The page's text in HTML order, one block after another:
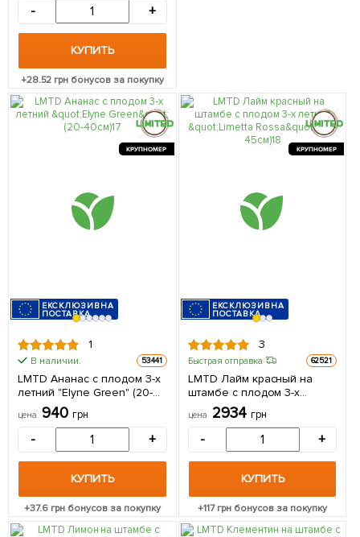
- +
КУПИТЬ
+28.52 грн бонусов за покупку
КРУПНОМЕР
ЕКСКЛЮЗИВНА
ПОСТАВКА
1
В наличии. 53441
LMTD Ананас с плодом 3-х
летний "Elyne Green" (20-
40см) из Нидерландов 1
саженец в упаковке
цена 940 грн
- +
КУПИТЬ
+37.6 грн бонусов за покупку
КРУПНОМЕР
ЕКСКЛЮЗИВНА
ПОСТАВКА
3
Быстрая отправка 62521
LMTD Лайм красный на
штамбе с плодом 3-х
летний "Limetta Rossa" (25-
45см) из Нидерландов 1
саженец в упаковке
цена 2934 грн
- +
КУПИТЬ
+117грн бонусов за покупку